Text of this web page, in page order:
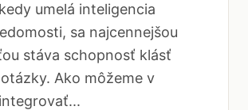
umelá inteligencia
sa najcennejšou
stáva schopnosť klásť
Ako môžeme v